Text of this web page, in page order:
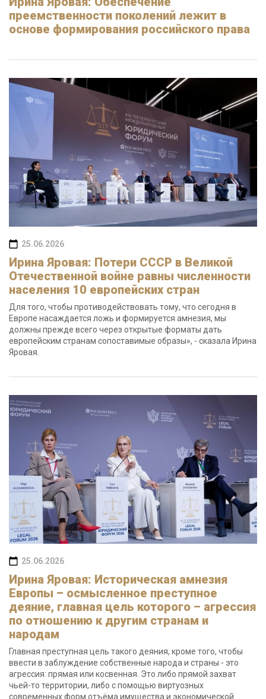
преемственности поколений лежит в
основе формирования российского права
25.06.2026
Ирина Яровая: Потери СССР в Великой
Отечественной войне равны численности
населения 10 европейских стран
Для того, чтобы противодействовать тому, что сегодня в
Европе насаждается ложь и формируется амнезия, мы
должны прежде всего через открытые форматы дать
европейским странам сопоставимые образы», - сказала Ирина
Яровая.
25.06.2026
Ирина Яровая: Историческая амнезия
Европы – осмысленное преступное
деяние, главная цель которого – агрессия
по отношению к другим странам и
народам
Главная преступная цель такого деяния, кроме того, чтобы
ввести в заблуждение собственные народа и страны - это
агрессия: прямая или косвенная. Это либо прямой захват
чьей-то территории, либо с помощью виртуозных
современных форм отъёма имущества и экономической